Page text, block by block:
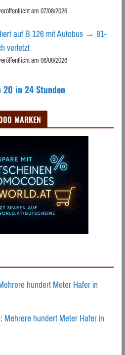
am 07/08/2026
auf B 126 mit Autobus → 81-
verletzt
am 06/08/2026
20 in 24 Stunden
MARKEN
hundert Meter Hafer in
Mehrere hundert Meter Hafer in